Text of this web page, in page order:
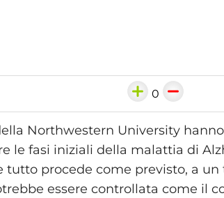
0
Northwestern University
le fasi iniziali della malattia di
tutto procede come previsto, a
essere controllata come il